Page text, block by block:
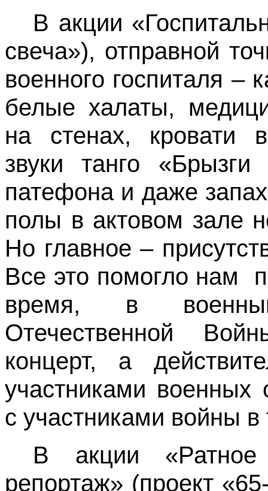
В акции
свеча»), отправной
военного госпиталя
белые халаты,
на стенах, кровати
звуки танго
патефона и даже
полы в актовом зале
Но главное –
Все это помогло нам
время, в
Отечественной
концерт, а
участниками военных
с участниками войны
В акции
репортаж» (проект